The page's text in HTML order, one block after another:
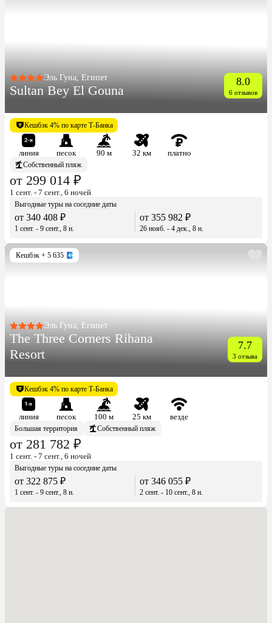
Эль Гуна, Египет
Sultan Bey El Gouna
8.0
6 отзывов
Кешбэк 4% по карте Т-Банка
линия песок 90 м 32 км
платно
Собственный пляж
от 299 014 ₽
1 сент. - 7 сент., 6 ночей
Выгодные туры на соседние даты
от 340 408 ₽
1 сент. - 9 сент., 8 н.
от 355 982 ₽
26 нояб. - 4 дек., 8 н.
Кешбэк + 5 635
Эль Гуна, Египет
The Three Corners Rihana
Resort
7.7
3 отзыва
Кешбэк 4% по карте Т-Банка
линия песок 100 м 25 км
везде
Большая территория
Собственный пляж
от 281 782 ₽
1 сент. - 7 сент., 6 ночей
Выгодные туры на соседние даты
от 322 875 ₽
1 сент. - 9 сент., 8 н.
от 346 055 ₽
2 сент. - 10 сент., 8 н.